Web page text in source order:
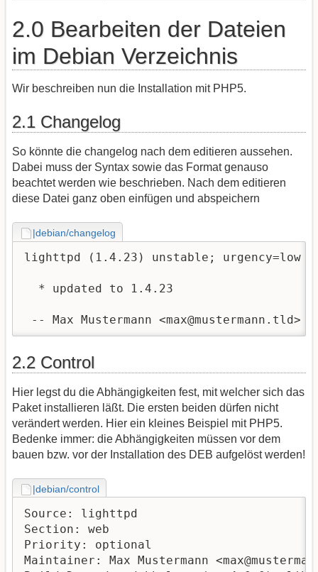
2.0 Bearbeiten der Dateien
im Debian Verzeichnis
Wir beschreiben nun die Installation mit PHP5.
2.1 Changelog
So könnte die changelog nach dem editieren aussehen.
Dabei muss der Syntax sowie das Format genauso
beachtet werden wie beschrieben. Nach dem editieren
diese Datei ganz oben einfügen und abspeichern
|debian/changelog
lighttpd (1.4.23) unstable; urgency=low
  * updated to 1.4.23
-- Max Mustermann
2.2 Control
Hier legst du die Abhängigkeiten fest, mit welcher sich das
Paket installieren läßt. Die ersten beiden dürfen nicht
verändert werden. Hier ein kleines Beispiel mit PHP5.
Bedenke immer: die Abhängigkeiten müssen vor dem
bauen bzw. vor der Installation des DEB aufgelöst werden!
|debian/control
Source: lighttpd
Section: web
Priority: optional
Maintainer: Max Mustermann